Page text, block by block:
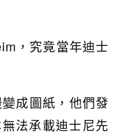
，究竟當年迪士
成圖紙，他們發
法承載迪士尼先